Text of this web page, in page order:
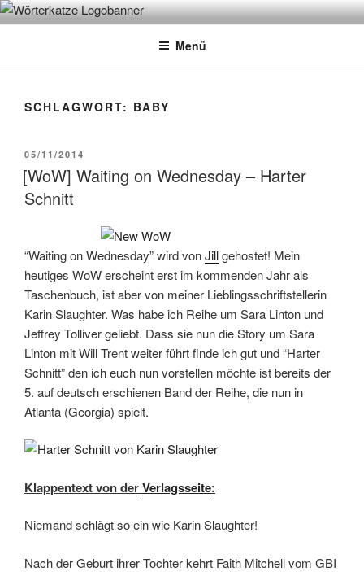
Zum
InhaltWÖRTERKATZE
Von Büchern erzählen
Menü
SCHLAGWORT: BABY
VERÖFFENTLICHT
AM
05/11/2014
[WoW] Waiting on Wednesday – Harter
Schnitt
“Waiting on Wednesday” wird vonJillgehostet! Mein
heutiges WoW erscheint erst im kommenden Jahr als
Taschenbuch, ist aber von meiner Lieblingsschriftstellerin
Karin Slaughter. Was habe ich Reihe um Sara Linton und
Jeffrey Tolliver geliebt. Dass sie nun die Story um Sara
Linton mit Will Trent weiter führt finde ich gut und “Harter
Schnitt” den ich euch nun vorstellen möchte ist bereits der
5. auf deutsch erschienen Band der Reihe, die nun in
Atlanta (Georgia) spielt.
Klappentext von derVerlagsseite:
Niemand schlägt so ein wie Karin Slaughter!
Nach der Geburt ihrer Tochter kehrt Faith Mitchell vom GBI